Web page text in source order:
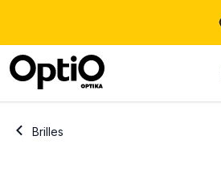
Brilles